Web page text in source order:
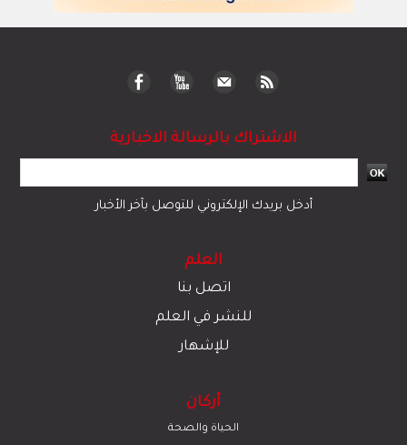
الاشتراك بالرسالة الاخبارية
أدخل بريدك الإلكتروني للتوصل بآخر الأخبار
العلم
اتصل بنا
للنشر في العلم
للإشهار
أركان
الحياة والصحة